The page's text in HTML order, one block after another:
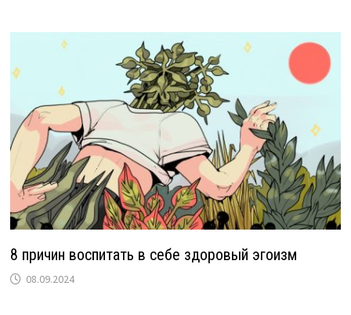
8 причин воспитать в себе здоровый эгоизм
08.09.2024